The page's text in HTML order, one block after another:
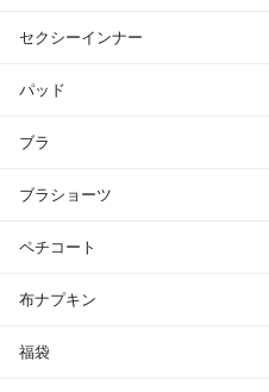
セクシーインナー
パッド
ブラ
ブラショーツ
ペチコート
布ナプキン
福袋